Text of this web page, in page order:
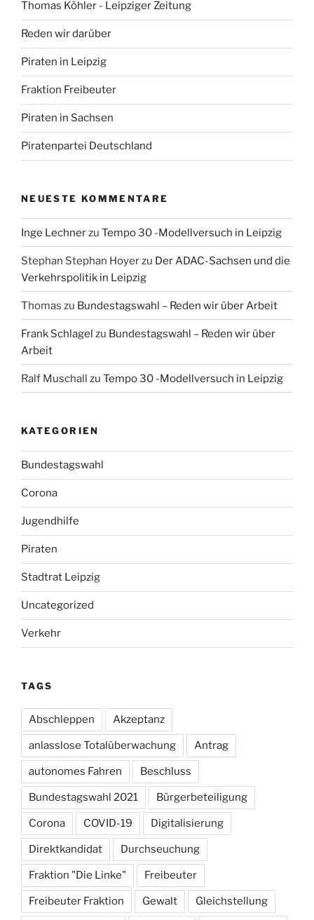
Thomas Köhler - Leipziger Zeitung
Reden wir darüber
Piraten in Leipzig
Fraktion Freibeuter
Piraten in Sachsen
Piratenpartei Deutschland
NEUESTE KOMMENTARE
Inge Lechnerzu Tempo 30 -Modellversuch in Leipzig
Stephan Stephan Hoyerzu Der ADAC-Sachsen und die
Verkehrspolitik in Leipzig
Thomas zu Bundestagswahl – Reden wir über Arbeit
Frank Schlagel zu Bundestagswahl – Reden wir über
Arbeit
Ralf Muschall zu Tempo 30 -Modellversuch in Leipzig
KATEGORIEN
Bundestagswahl
Corona
Jugendhilfe
Piraten
Stadtrat Leipzig
Uncategorized
Verkehr
TAGS
Abschleppen Akzeptanz
anlasslose Totalüberwachung Antrag
autonomes Fahren Beschluss
Bundestagswahl 2021 Bürgerbeteiligung
Corona COVID-19 Digitalisierung
Direktkandidat Durchseuchung
Fraktion "Die Linke" Freibeuter
Freibeuter Fraktion Gewalt Gleichstellung